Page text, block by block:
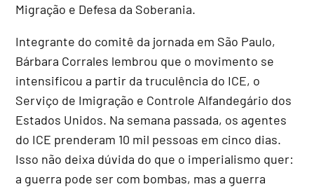
Migração e Defesa da Soberania.
Integrante do comitê da jornada em São Paulo,
Bárbara Corrales lembrou que o movimento se
intensificou a partir da truculência do ICE, o
Serviço de Imigração e Controle Alfandegário dos
Estados Unidos. Na semana passada, os agentes
do ICE prenderam 10 mil pessoas em cinco dias.
Isso não deixa dúvida do que o imperialismo quer:
a guerra pode ser com bombas, mas a guerra